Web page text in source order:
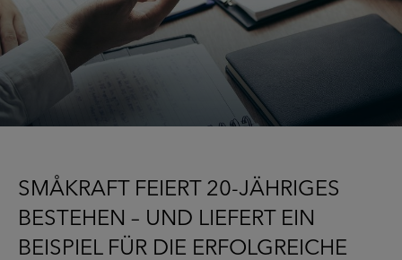
SMÅKRAFT FEIERT 20-JÄHRIGES
BESTEHEN – UND LIEFERT EIN
BEISPIEL FÜR DIE ERFOLGREICHE